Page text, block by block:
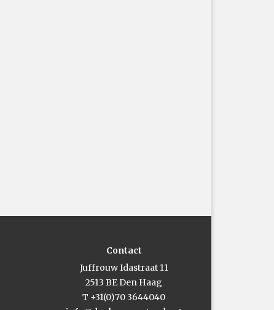
Contact
Juffrouw Idastraat 11
2513 BE Den Haag
T +31(0)70 3644040